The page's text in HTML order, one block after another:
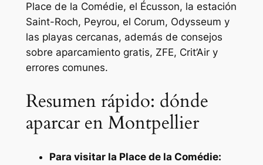
Place de la Comédie, el Écusson, la estación
Saint-Roch, Peyrou, el Corum, Odysseum y
las playas cercanas, además de consejos
sobre aparcamiento gratis, ZFE, Crit’Air y
errores comunes.
Resumen rápido: dónde
aparcar en Montpellier
Para visitar la Place de la Comédie: